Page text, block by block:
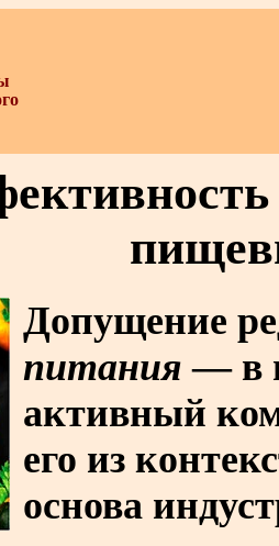
Допущение
питания — в
активный
его из
основа